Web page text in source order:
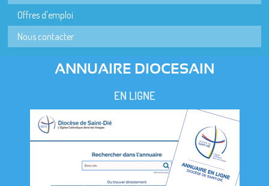
Offres d'emploi
Nous contacter
ANNUAIRE DIOCESAIN
EN LIGNE